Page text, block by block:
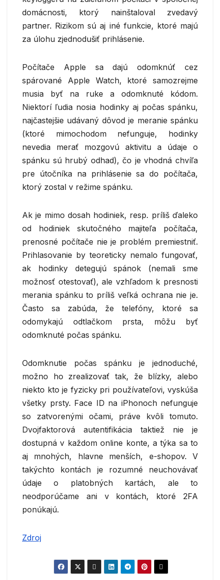
domácnosti, ktorý nainštaloval zvedavý
partner. Rizikom sú aj iné funkcie, ktoré majú
za úlohu zjednodušiť prihlásenie.
Počítače Apple sa dajú odomknúť cez
spárované Apple Watch, ktoré samozrejme
musia byť na ruke a odomknuté kódom.
Niektorí ľudia nosia hodinky aj počas spánku,
najčastejšie udávaný dôvod je meranie spánku
(ktoré mimochodom nefunguje, hodinky
nevedia merať mozgovú aktivitu a údaje o
spánku sú hrubý odhad), čo je vhodná chvíľa
pre útočníka na prihlásenie sa do počítača,
ktorý zostal v režime spánku.
Ak je mimo dosah hodiniek, resp. príliš ďaleko
od hodiniek skutočného majiteľa počítača,
prenosné počítače nie je problém premiestniť.
Prihlasovanie by teoreticky nemalo fungovať,
ak hodinky detegujú spánok (nemali sme
možnosť otestovať), ale vzhľadom k presnosti
merania spánku to príliš veľká ochrana nie je.
Často sa zabúda, že telefóny, ktoré sa
odomykajú odtlačkom prsta, môžu byť
odomknuté počas spánku.
Odomknutie počas spánku je jednoduché,
možno ho zrealizovať tak, že blízky, alebo
niekto kto je fyzicky pri používateľovi, vyskúša
všetky prsty. Face ID na iPhonoch nefunguje
so zatvorenými očami, práve kvôli tomuto.
Dvojfaktorová autentifikácia taktiež nie je
dostupná v každom online konte, a týka sa to
aj mnohých, hlavne menších, e-shopov. V
takýchto kontách je rozumné neuchovávať
údaje o platobných kartách, ale to
neodporúčame ani v kontách, ktoré 2FA
ponúkajú.
Zdroj